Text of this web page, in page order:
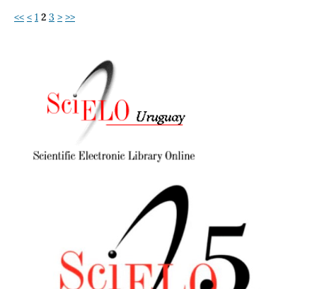
<< < 1 2 3 > >>